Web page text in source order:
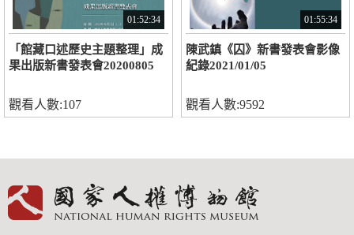
01:52:34
「館藏口述歷史主題整理」成
果出版新書發表會20200805
觀看人數:107
01:55:34
陳武鎮《囚》新書發表會影像
紀錄2021/01/05
觀看人數:9592